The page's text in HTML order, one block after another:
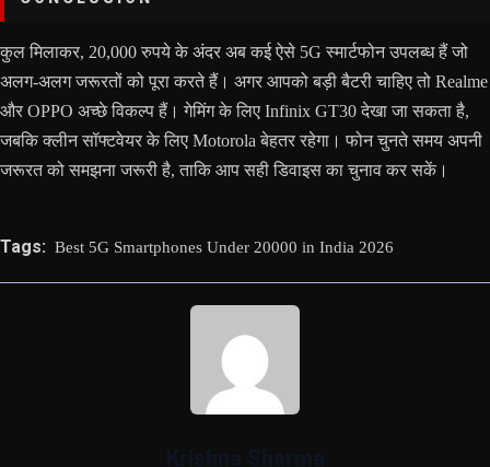
कुल मिलाकर, 20,000 रुपये के अंदर अब कई ऐसे 5G स्मार्टफोन उपलब्ध हैं जो
अलग-अलग जरूरतों को पूरा करते हैं। अगर आपको बड़ी बैटरी चाहिए तो Realme
और OPPO अच्छे विकल्प हैं। गेमिंग के लिए Infinix GT30 देखा जा सकता है,
जबकि क्लीन सॉफ्टवेयर के लिए Motorola बेहतर रहेगा। फोन चुनते समय अपनी
जरूरत को समझना जरूरी है, ताकि आप सही डिवाइस का चुनाव कर सकें।
Tags: Best 5G Smartphones Under 20000 in India 2026